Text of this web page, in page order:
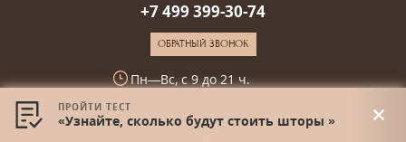
+7 499 399-30-74
ОБРАТНЫЙ ЗВОНОК
Пн—Вс, с 9 до 21 ч.
127247, Москва,
ПРОЙТИ ТЕСТ
«Узнайте, сколько будут стоить шторы »